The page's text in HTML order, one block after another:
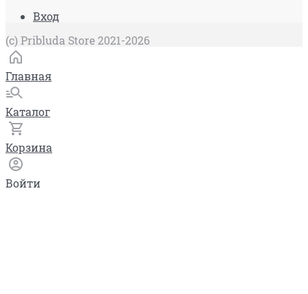
Вход
(c) Pribluda Store 2021-2026
Главная
Каталог
Корзина
Войти